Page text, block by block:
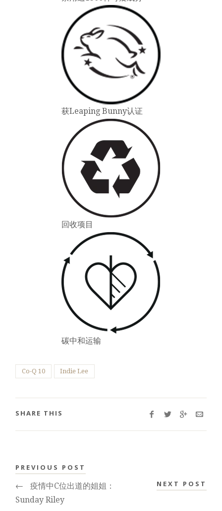
获Leaping Bunny认证
回收项目
碳中和运输
Co-Q 10 Indie Lee
SHARE THIS
PREVIOUS POST
←
疫情中C位出道的姐姐：
Sunday Riley
NEXT POST